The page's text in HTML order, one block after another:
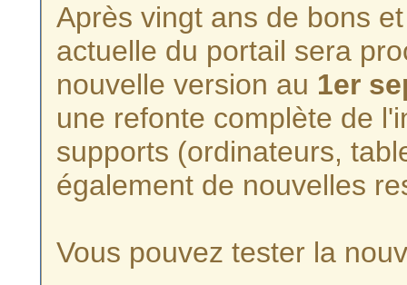
Après vingt ans de bons
actuelle du portail sera
nouvelle version au 1er
une refonte complète de
supports (ordinateurs,
également de nouvelles
Vous pouvez tester la